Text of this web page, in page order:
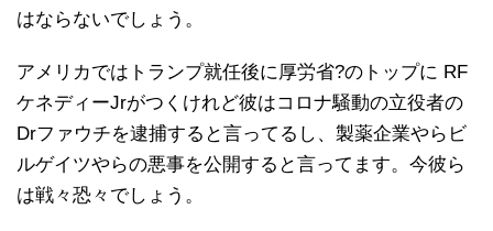
はならないでしょう。
アメリカではトランプ就任後に厚労省?のトップに RF
ケネディーJrがつくけれど彼はコロナ騒動の立役者の
Drファウチを逮捕すると言ってるし、製薬企業やらビ
ルゲイツやらの悪事を公開すると言ってます。今彼ら
は戦々恐々でしょう。